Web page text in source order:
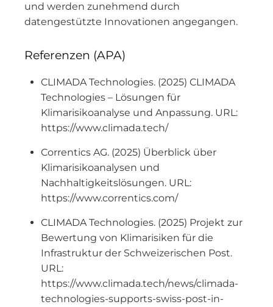
und werden zunehmend durch
datengestützte Innovationen angegangen.
Referenzen (APA)
CLIMADA Technologies. (2025) CLIMADA
Technologies – Lösungen für
Klimarisikoanalyse und Anpassung. URL:
https://www.climada.tech/
Correntics AG. (2025) Überblick über
Klimarisikoanalysen und
Nachhaltigkeitslösungen. URL:
https://www.correntics.com/
CLIMADA Technologies. (2025) Projekt zur
Bewertung von Klimarisiken für die
Infrastruktur der Schweizerischen Post.
URL:
https://www.climada.tech/news/climada-
technologies-supports-swiss-post-in-